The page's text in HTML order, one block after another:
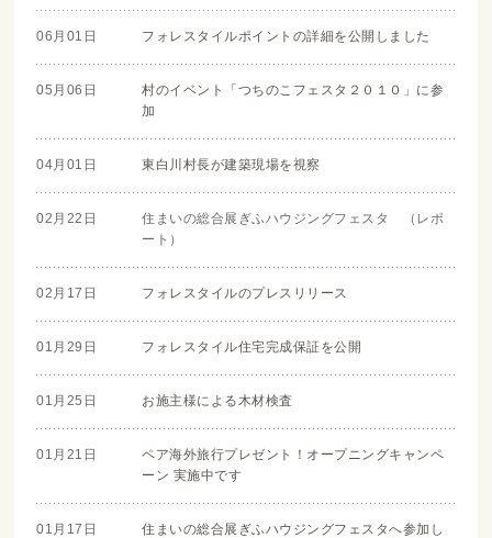
06月01日 フォレスタイルポイントの詳細を公開しました
05月06日
村のイベント「つちのこフェスタ２０１０」に参
加
04月01日 東白川村長が建築現場を視察
02月22日
住まいの総合展ぎふハウジングフェスタ （レポ
ート）
02月17日 フォレスタイルのプレスリリース
01月29日 フォレスタイル住宅完成保証を公開
01月25日 お施主様による木材検査
01月21日
ペア海外旅行プレゼント！オープニングキャンペ
ーン 実施中です
01月17日
住まいの総合展ぎふハウジングフェスタへ参加し